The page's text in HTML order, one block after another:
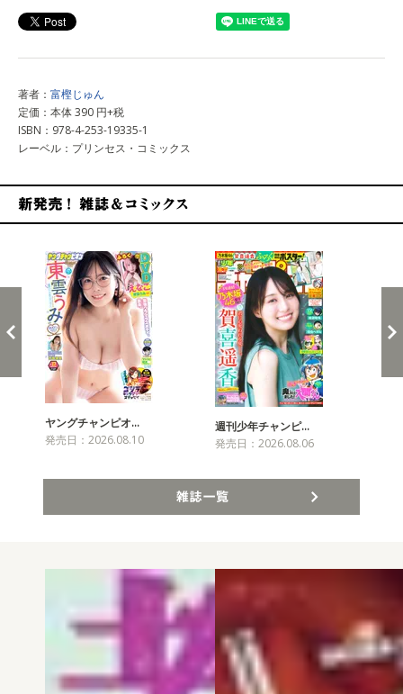
著者： 富樫じゅん
定価：本体 390 円+税
ISBN：978-4-253-19335-1
レーベル：プリンセス・コミックス
ヤングチャンピオ…
発売日：2026.08.10
週刊少年チャンピ…
発売日：2026.08.06